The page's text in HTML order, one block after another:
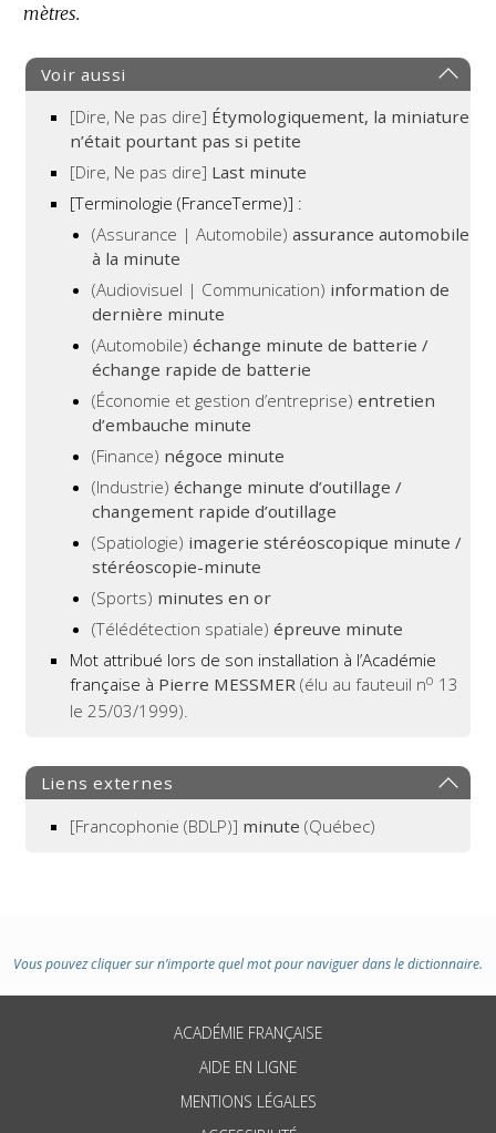
mètres.
Voir aussi
[Dire, Ne pas dire] Étymologiquement, la miniature
n’était pourtant pas si petite
[Dire, Ne pas dire] Last minute
[Terminologie (FranceTerme)] :
(Assurance | Automobile)assurance automobile
à la minute
(Audiovisuel | Communication) information de
dernière minute
(Automobile)échange minute de batterie /
échange rapide de batterie
(Économie et gestion d’entreprise)entretien
d’embauche minute
(Finance) négoce minute
(Industrie)échange minute d’outillage /
changement rapide d’outillage
(Spatiologie) imagerie stéréoscopique minute /
stéréoscopie-minute
(Sports) minutes en or
(Télédétection spatiale)épreuve minute
Mot attribué lors de son installation à l’Académie
française à Pierre MESSMER (élu au fauteuil no 13
le 25/03/1999).
Liens externes
[Francophonie (BDLP)] minute (Québec)
Vous pouvez cliquer sur n’importe quel mot pour naviguer dans le dictionnaire.
ACADÉMIE FRANÇAISE
AIDE EN LIGNE
MENTIONS LÉGALES